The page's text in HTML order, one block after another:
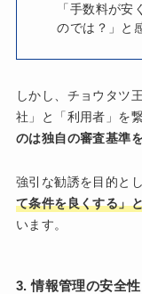
「手数料が
のでは？」と
しかし、チョウタツ
社」と「利用者」を
のは独自の審査基準
強引な勧誘を目的と
て条件を良くする」
います。
3. 情報管理の安全性